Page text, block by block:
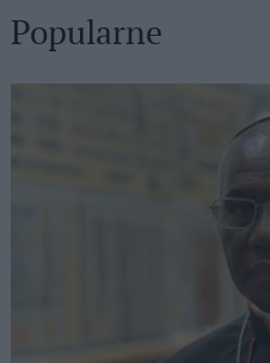
Popularne